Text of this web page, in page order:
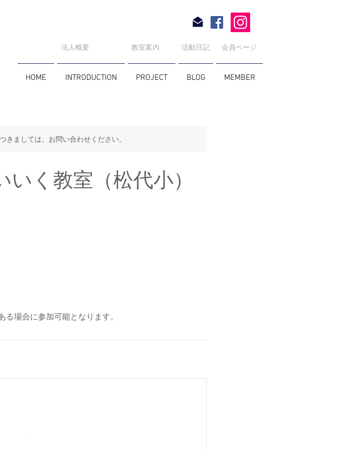
法人概要 ​教室案内 活動日記 会員ページ
HOME INTRODUCTION PROJECT BLOG MEMBER
ましては、お問い合わせください。
いく教室（松代小）
場合に参加可能となります。